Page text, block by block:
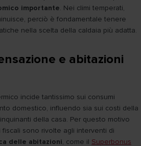
importante. Nei climi temperati,
perciò è fondamentale tenere
nella scelta della caldaia più adatta.
e abitazioni
incide tantissimo sui consumi
domestico, influendo sia sui costi della
della casa. Per questo motivo
sono rivolte agli interventi di
delle abitazioni, come il Superbonus